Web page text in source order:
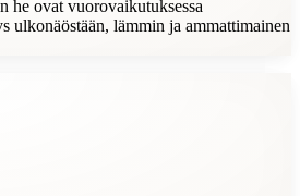
he ovat vuorovaikutuksessa
ulkonäöstään, lämmin ja ammattimainen